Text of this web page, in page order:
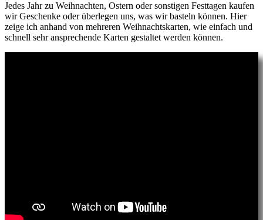
Jedes Jahr zu Weihnachten, Ostern oder sonstigen Festtagen kaufen
wir Geschenke oder überlegen uns, was wir basteln können. Hier
zeige ich anhand von mehreren Weihnachtskarten, wie einfach und
schnell sehr ansprechende Karten gestaltet werden können.